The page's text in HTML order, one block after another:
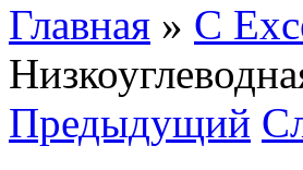
Главная » С
Предыдущий